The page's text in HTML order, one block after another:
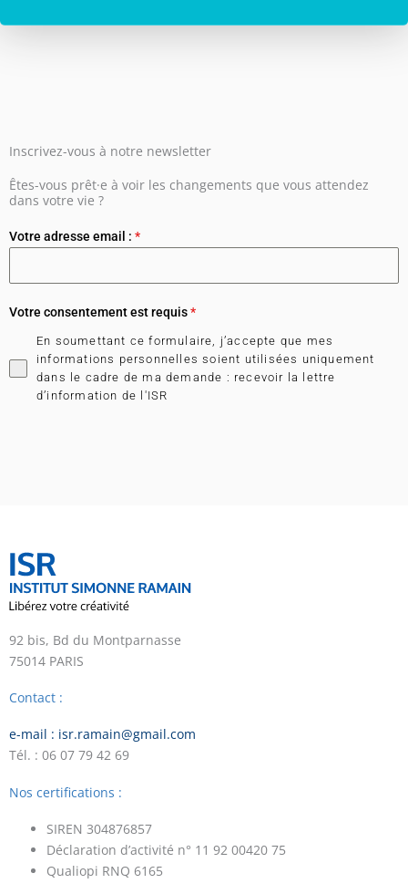
Inscrivez-vous à notre newsletter
Êtes-vous prêt·e à voir les changements que vous attendez
dans votre vie ?
Votre adresse email : *
Votre consentement est requis*
En soumettant ce formulaire, j’accepte que mes
informations personnelles soient utilisées uniquement
dans le cadre de ma demande : recevoir la lettre
d’information de l'ISR
92 bis, Bd du Montparnasse
75014 PARIS
Contact :
e-mail : isr.ramain@gmail.com
Tél. : 06 07 79 42 69
Nos certifications :
SIREN 304876857
Déclaration d’activité n° 11 92 00420 75
Qualiopi RNQ 6165